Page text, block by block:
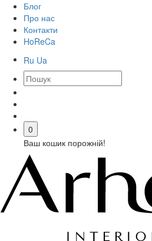
Блог
Про нас
Контакти
HoReCa
Ru Ua
0
Ваш кошик порожній!